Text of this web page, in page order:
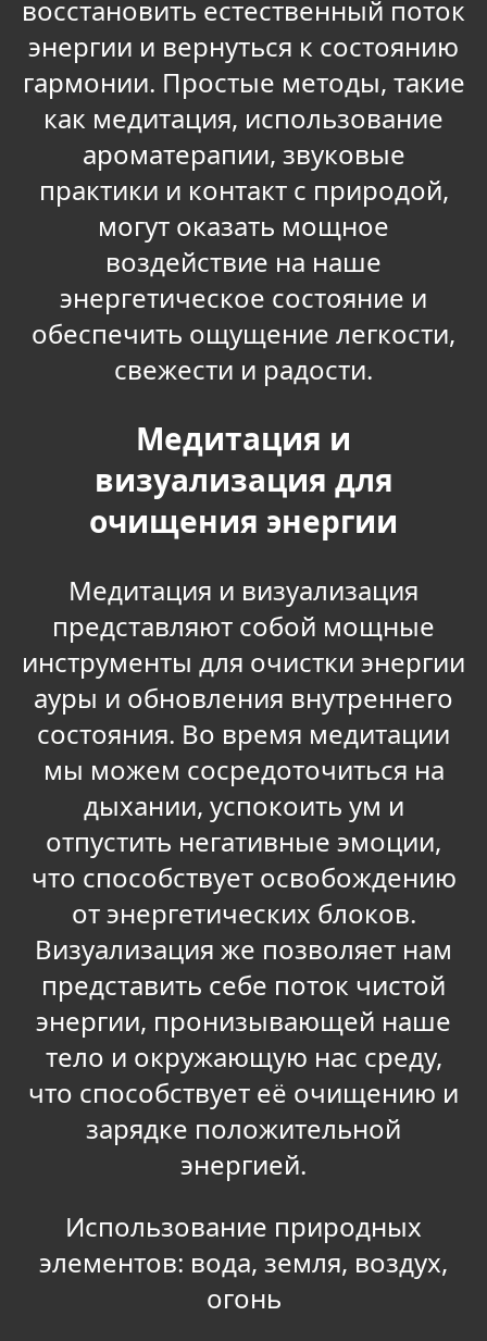
восстановить естественный поток
энергии и вернуться к состоянию
гармонии. Простые методы, такие
как медитация, использование
ароматерапии, звуковые
практики и контакт с природой,
могут оказать мощное
воздействие на наше
энергетическое состояние и
обеспечить ощущение легкости,
свежести и радости.
Медитация и
визуализация для
очищения энергии
Медитация и визуализация
представляют собой мощные
инструменты для очистки энергии
ауры и обновления внутреннего
состояния. Во время медитации
мы можем сосредоточиться на
дыхании, успокоить ум и
отпустить негативные эмоции,
что способствует освобождению
от энергетических блоков.
Визуализация же позволяет нам
представить себе поток чистой
энергии, пронизывающей наше
тело и окружающую нас среду,
что способствует её очищению и
зарядке положительной
энергией.
Использование природных
элементов: вода, земля, воздух,
огонь